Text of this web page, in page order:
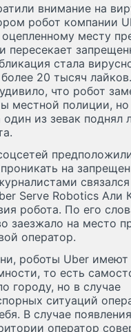
внимание на
робот компании
месту
пересекает
стала
20 тысяч лайков.
что робот
местной полиции,
из зевак поднял
на
связался
Serve Robotics Али
робота. По его
заезжало на место
оператор.
роботы Uber имеют
то есть
городу, но в случае
ситуаций
В случае
оператор